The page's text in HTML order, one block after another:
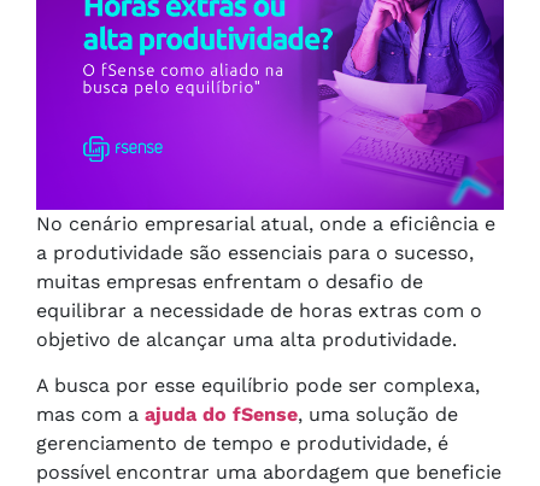
No cenário empresarial atual, onde a eficiência e
a produtividade são essenciais para o sucesso,
muitas empresas enfrentam o desafio de
equilibrar a necessidade de horas extras com o
objetivo de alcançar uma alta produtividade.
A busca por esse equilíbrio pode ser complexa,
mas com a ajuda do fSense, uma solução de
gerenciamento de tempo e produtividade, é
possível encontrar uma abordagem que beneficie